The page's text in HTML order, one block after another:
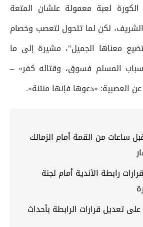
لعبة معمولة علشان المتعة
لكن لما تتحول لتعصب وخصام
معناها الجميل"، مشيرة إلى ما
المسلم فسوق، وقتاله كفر» –
العصبية: «دعوها فإنها منتنة».
ساعات من القمة أمام الزمالك
رابطة الأندية أمام لجنة
تعديل قرارات الرابطة بأحداث